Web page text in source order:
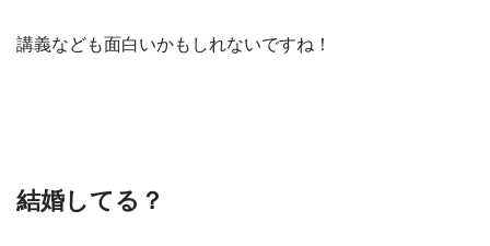
講義なども面白いかもしれないですね！
結婚してる？